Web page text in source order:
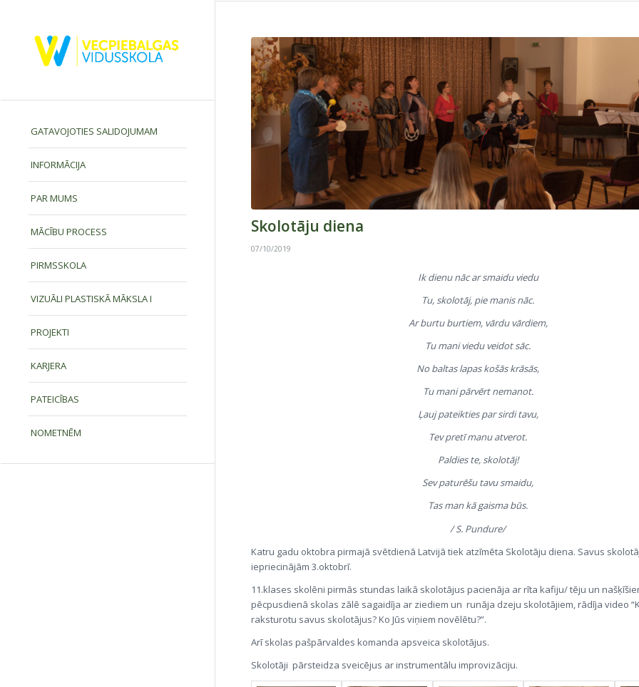
GATAVOJOTIES SALIDOJUMAM
INFORMĀCIJA
PAR MUMS
MĀCĪBU PROCESS
PIRMSSKOLA
VIZUĀLI PLASTISKĀ MĀKSLA I
PROJEKTI
KARJERA
PATEICĪBAS
NOMETNĒM
Skolotāju diena
07/10/2019
Ik dienu nāc ar smaidu viedu
Tu, skolotāj, pie manis nāc.
Ar burtu burtiem, vārdu vārdiem,
Tu mani viedu veidot sāc.
No baltas lapas košās krāsās,
Tu mani pārvērt nemanot.
Ļauj pateikties par sirdi tavu,
Tev pretī manu atverot.
Paldies te, skolotāj!
Sev paturēšu tavu smaidu,
Tas man kā gaisma būs.
/ S. Pundure/
Katru gadu oktobra pirmajā svētdienā Latvijā tiek atzīmēta Skolotāju diena. Savus
iepriecinājām 3.oktobrī.
11.klases skolēni pirmās stundas laikā skolotājus pacienāja ar rīta kafiju/ tēju un
pēcpusdienā skolas zālē sagaidīja ar ziediem un runāja dzeju skolotājiem, rādīja video
raksturotu savus skolotājus? Ko Jūs viņiem novēlētu?”.
Arī skolas pašpārvaldes komanda apsveica skolotājus.
Skolotāji pārsteidza sveicējus ar instrumentālu improvizāciju.